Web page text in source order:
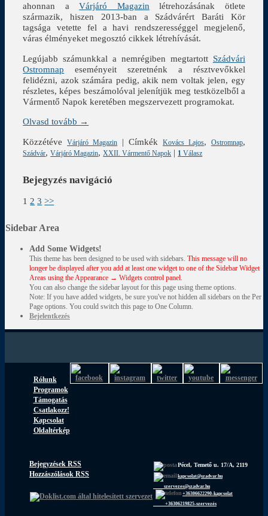
ahonnan aVárjáró Magazin létrehozásának ötlete
származik, hiszen 2013-ban a Szádvárért Baráti Kör
tagsága vetette fel a havi rendszerességgel megjelenő,
váras élményeket megosztó cikkek létrehívását.
Legújabb számunkkal a nemrégiben megtartott Szádvári
Ostromnap eseményeit szeretnénk a résztvevőkkel
felidézni, azok számára pedig, akik nem voltak jelen, egy
részletes, képes beszámolóval jelenítjük meg testközelből a
Vármentő Napok keretében megszervezett programokat.
Olvasd tovább →
Közzétéve
Várjáró Magazin | Címkék Kovács Lajos, Ostromnap,
Szádvár,Várjáró Magazin,XXII. Vármentő Napok | 1 Válasz
Bejegyzés navigáció
1 2 3 >>
Sidebar Area
Add Some Widgets!
This theme has been designed to be used with sidebars. This message will no
longer be displayed after you add at least one widget to one of the Sidebar Widget
Areas using the Appearance → Widgets control panel.
You can also change the sidebar layout for this page using theme options.
Note: If you have added widgets, be sure you've not hidden all sidebars on the Per
Page options. You could switch this page to One Column.
Bejelentkezés
Rólunk
Programok
Támogatás
Csatlakozz!
Kapcsolat
Oldaltérkép
Bejegyzések RSS
Hozzászólások RSS
Pécel, Temető u. 17/A, 2119
kapcsolat@szadvar.hu
szervezes@szadvar.hu
+36306622290-kapcsolat
+36306219825-szervezés